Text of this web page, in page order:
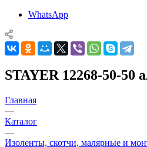
WhatsApp
STAYER 12268-50-50
Главная
—
Каталог
—
Изоленты, скотчи, малярные и